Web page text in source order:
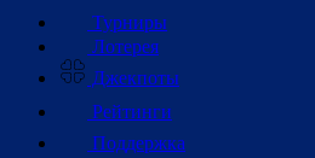
Турниры
Лотерея
Джекпоты
Рейтинги
Поддержка